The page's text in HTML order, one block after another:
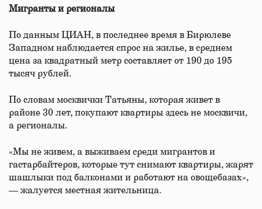
Мигранты и регионалы
По данным ЦИАН, в последнее время в Бирюлеве
Западном наблюдается спрос на жилье, в среднем
цена за квадратный метр составляет от 190 до 195
тысяч рублей.
По словам москвички Татьяны, которая живет в
районе 30 лет, покупают квартиры здесь не москвичи,
а регионалы.
«Мы не живем, а выживаем среди мигрантов и
гастарбайтеров, которые тут снимают квартиры, жарят
шашлыки под балконами и работают на овощебазах»,
— жалуется местная жительница.